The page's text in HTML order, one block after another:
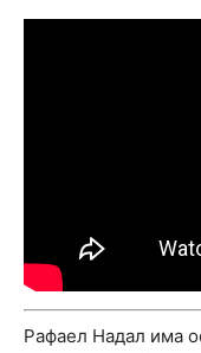
Рафаел Надал има